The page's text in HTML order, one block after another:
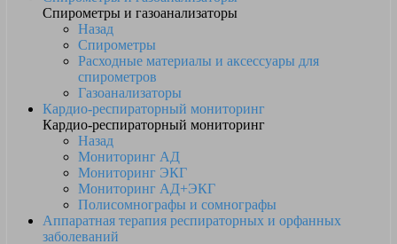
Спирометры и газоанализаторы
Назад
Спирометры
Расходные материалы и аксессуары для
спирометров
Газоанализаторы
Кардио-респираторный мониторинг
Кардио-респираторный мониторинг
Назад
Мониторинг АД
Мониторинг ЭКГ
Мониторинг АД+ЭКГ
Полисомнографы и сомнографы
Аппаратная терапия респираторных и орфанных
заболеваний